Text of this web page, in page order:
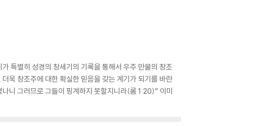
특별히 성경의 창세기의 기록을 통해서 우주 만물의 창조
욱 창조주에 대한 확실한 믿음을 갖는 계기가 되기를 바란
니 그러므로 그들이 핑계하지 못할지니라(롬 1:20)” 이미